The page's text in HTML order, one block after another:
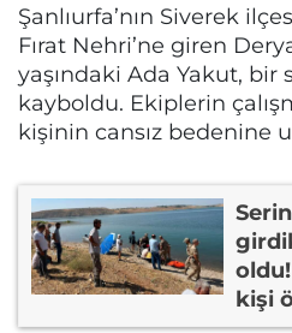
Şanlıurfa’nın Siverek
Fırat Nehri’ne giren
yaşındaki Ada Yakut, bir
kayboldu. Ekiplerin
kişinin cansız bedenine
kişi